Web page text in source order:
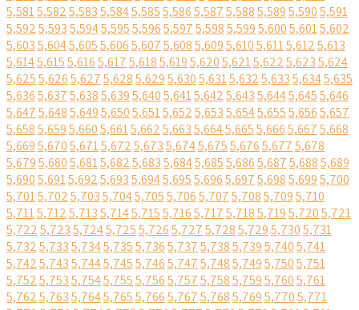
5,5815,5825,5835,5845,5855,5865,5875,5885,5895,5905,591
5,5925,5935,5945,5955,5965,5975,5985,5995,6005,6015,602
5,6035,6045,6055,6065,6075,6085,6095,6105,6115,6125,613
5,6145,6155,6165,6175,6185,6195,6205,6215,6225,6235,624
5,6255,6265,6275,6285,6295,6305,6315,6325,6335,6345,635
5,6365,6375,6385,6395,6405,6415,6425,6435,6445,6455,646
5,6475,6485,6495,6505,6515,6525,6535,6545,6555,6565,657
5,6585,6595,6605,6615,6625,6635,6645,6655,6665,6675,668
5,6695,6705,6715,6725,6735,6745,6755,6765,6775,678
5,6795,6805,6815,6825,6835,6845,6855,6865,6875,6885,689
5,6905,6915,6925,6935,6945,6955,6965,6975,6985,6995,700
5,7015,7025,7035,7045,7055,7065,7075,7085,7095,710
5,7115,7125,7135,7145,7155,7165,7175,7185,7195,7205,721
5,7225,7235,7245,7255,7265,7275,7285,7295,7305,731
5,7325,7335,7345,7355,7365,7375,7385,7395,7405,741
5,7425,7435,7445,7455,7465,7475,7485,7495,7505,751
5,7525,7535,7545,7555,7565,7575,7585,7595,7605,761
5,7625,7635,7645,7655,7665,7675,7685,7695,7705,771